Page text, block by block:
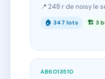
📍 248 r de noisy le
🏠 347 lots 🏗 3
AB6013510